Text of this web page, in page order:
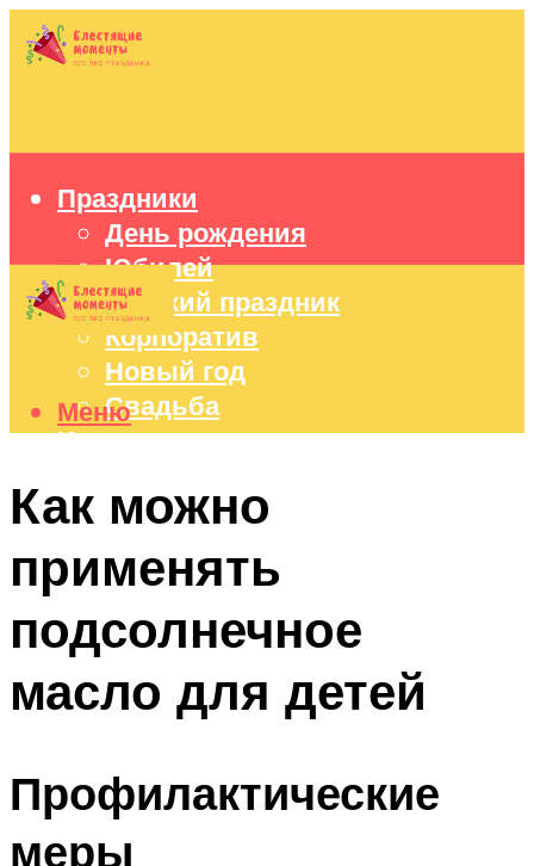
Праздники
День рождения
Юбилей
Детский праздник
Корпоратив
Новый год
Свадьба
Идеи подарков
Праздничный стол
Меню
Меню
Как можно
применять
подсолнечное
масло для детей
Профилактические
меры